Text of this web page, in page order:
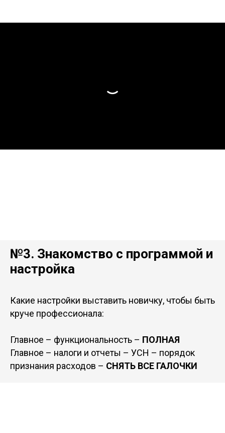
№3. Знакомство с программой и
настройка
Какие настройки выставить новичку, чтобы быть
круче профессионала:
Главное – функциональность – ПОЛНАЯ
Главное – налоги и отчеты – УСН – порядок
признания расходов – СНЯТЬ ВСЕ ГАЛОЧКИ